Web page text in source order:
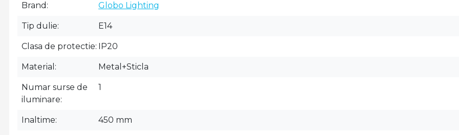
Brand Globo Lighting
Tip dulie E14
Clasa de protectie IP20
Material Metal+Sticla
Numar surse de
iluminare
1
Inaltime 450 mm